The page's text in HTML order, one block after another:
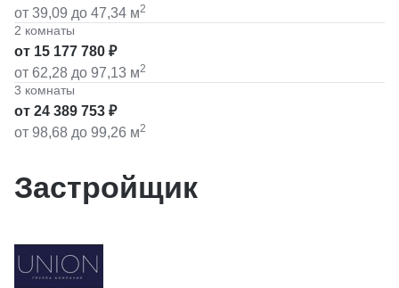
от 39,09 до 47,34 м2
2 комнаты
от 15 177 780 ₽
от 62,28 до 97,13 м2
3 комнаты
от 24 389 753 ₽
от 98,68 до 99,26 м2
Застройщик